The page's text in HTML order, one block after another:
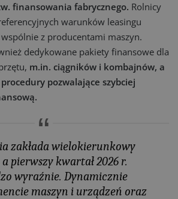
finansowania fabrycznego. Rolnicy
warunków leasingu
z producentami maszyn.
dedykowane pakiety finansowe dla
m.in. ciągników i kombajnów, a
pozwalające szybciej
zakłada wielokierunkowy
pierwszy kwartał 2026 r.
wyraźnie. Dynamicznie
maszyn i urządzeń oraz